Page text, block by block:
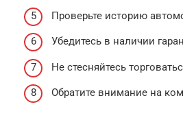
Проверьте историю
Убедитесь в наличии
Не стесняйтесь
Обратите внимание на